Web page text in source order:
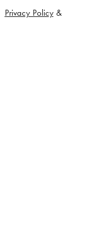
Privacy Policy&